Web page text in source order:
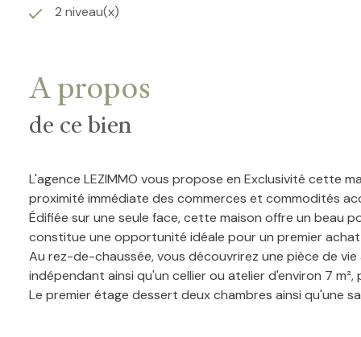
2 niveau(x)
A propos
de ce bien
L'agence LEZIMMO vous propose en Exclusivité cette
proximité immédiate des commerces et commodités
Édifiée sur une seule face, cette maison offre un beau
constitue une opportunité idéale pour un premier
Au rez-de-chaussée, vous découvrirez une pièce de
indépendant ainsi qu'un cellier ou atelier d'environ 7
Le premier étage dessert deux chambres ainsi qu'une